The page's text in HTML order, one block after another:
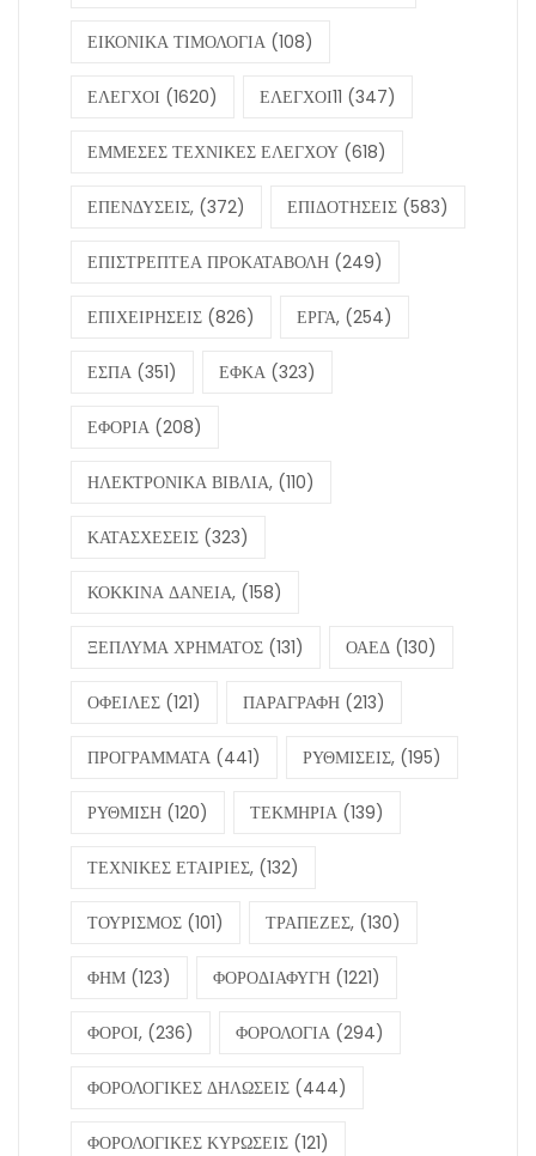
ΕΙΚΟΝΙΚΑ ΤΙΜΟΛΟΓΙΑ (108)
ΕΛΕΓΧΟΙ (1620) ΕΛΕΓΧΟΙ11 (347)
ΕΜΜΕΣΕΣ ΤΕΧΝΙΚΕΣ ΕΛΕΓΧΟΥ (618)
ΕΠΕΝΔΥΣΕΙΣ, (372) ΕΠΙΔΟΤΗΣΕΙΣ (583)
ΕΠΙΣΤΡΕΠΤΕΑ ΠΡΟΚΑΤΑΒΟΛΗ (249)
ΕΠΙΧΕΙΡΗΣΕΙΣ (826) ΕΡΓΑ, (254)
ΕΣΠΑ (351) ΕΦΚΑ (323)
ΕΦΟΡΙΑ (208)
ΗΛΕΚΤΡΟΝΙΚΑ ΒΙΒΛΙΑ, (110)
ΚΑΤΑΣΧΕΣΕΙΣ (323)
ΚΟΚΚΙΝΑ ΔΑΝΕΙΑ, (158)
ΞΕΠΛΥΜΑ ΧΡΗΜΑΤΟΣ (131) ΟΑΕΔ (130)
ΟΦΕΙΛΕΣ (121) ΠΑΡΑΓΡΑΦΗ (213)
ΠΡΟΓΡΑΜΜΑΤΑ (441) ΡΥΘΜΙΣΕΙΣ, (195)
ΡΥΘΜΙΣΗ (120) ΤΕΚΜΗΡΙΑ (139)
ΤΕΧΝΙΚΕΣ ΕΤΑΙΡΙΕΣ, (132)
ΤΟΥΡΙΣΜΟΣ (101) ΤΡΑΠΕΖΕΣ, (130)
ΦΗΜ (123) ΦΟΡΟΔΙΑΦΥΓΗ (1221)
ΦΟΡΟΙ, (236) ΦΟΡΟΛΟΓΙΑ (294)
ΦΟΡΟΛΟΓΙΚΕΣ ΔΗΛΩΣΕΙΣ (444)
ΦΟΡΟΛΟΓΙΚΕΣ ΚΥΡΩΣΕΙΣ (121)